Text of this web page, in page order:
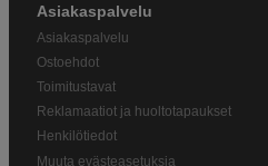
Asiakaspalvelu
Asiakaspalvelu
Ostoehdot
Toimitustavat
Reklamaatiot ja huoltotapaukset
Henkilötiedot
Muuta evästeasetuksia